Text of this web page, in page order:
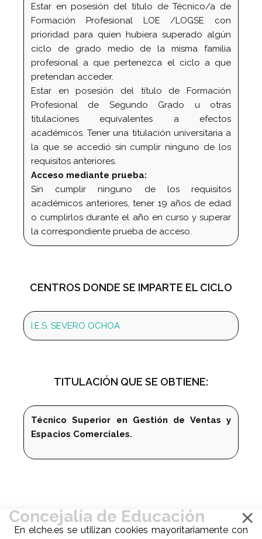
Estar en posesión del título de Técnico/a de
Formación Profesional LOE /LOGSE con
prioridad para quien hubiera superado algún
ciclo de grado medio de la misma familia
profesional a que pertenezca el ciclo a que
pretendan acceder.
Estar en posesión del título de Formación
Profesional de Segundo Grado u otras
titulaciones equivalentes a efectos
académicos. Tener una titulación universitaria a
la que se accedió sin cumplir ninguno de los
requisitos anteriores.
Acceso mediante prueba:
Sin cumplir ninguno de los requisitos
académicos anteriores, tener 19 años de edad
o cumplirlos durante el año en curso y superar
la correspondiente prueba de acceso.
CENTROS DONDE SE IMPARTE EL CICLO
I.E.S. SEVERO OCHOA
TITULACIÓN QUE SE OBTIENE:
Técnico Superior en Gestión de Ventas y
Espacios Comerciales.
Concejalía de Educación
En elche.es se utilizan cookies mayoritariamente con